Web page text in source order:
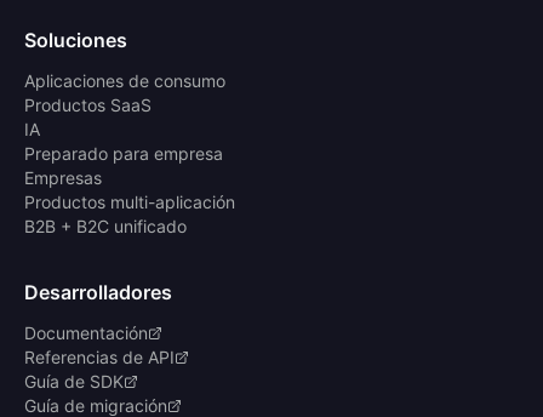
Soluciones
Aplicaciones de consumo
Productos SaaS
IA
Preparado para empresa
Empresas
Productos multi-aplicación
B2B + B2C unificado
Desarrolladores
Documentación
Referencias de API
Guía de SDK
Guía de migración